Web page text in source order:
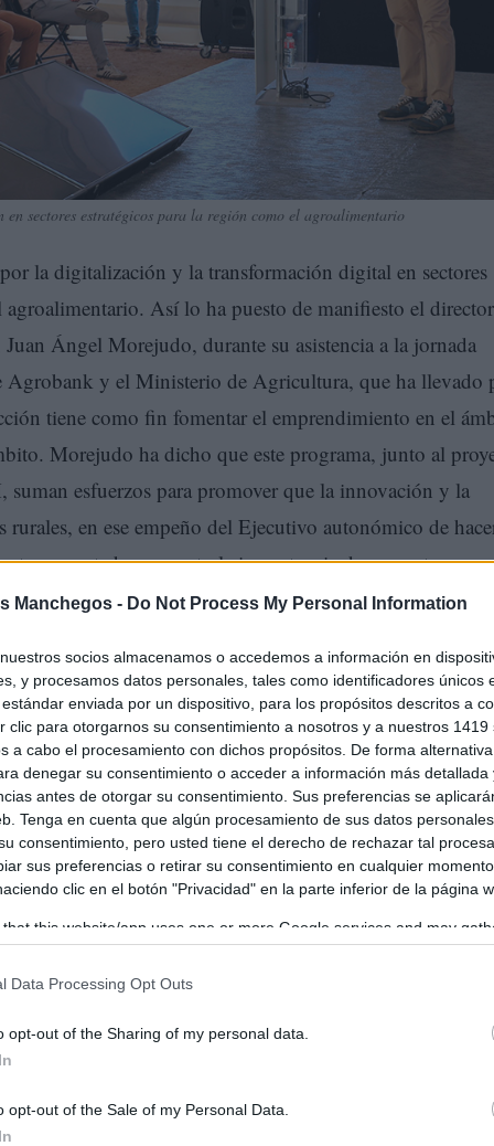
Manchegos - Do Not Process My Personal Information
socios almacenamos o accedemos a información en
y procesamos datos personales, tales como identificadores únicos
enviada por un dispositivo, para los propósitos descritos a
clic para otorgarnos su consentimiento a nosotros y a nuestros 1419
a cabo el procesamiento con dichos propósitos. De forma
denegar su consentimiento o acceder a información más detallada
antes de otorgar su consentimiento. Sus preferencias se
Tenga en cuenta que algún procesamiento de sus datos
consentimiento, pero usted tiene el derecho de rechazar tal
sus preferencias o retirar su consentimiento en cualquier
clic en el botón "Privacidad" en la parte inferior de la página
that this website/app uses one or more Google services and may
but not limited to your visit or usage behaviour. You may
consent section.
Data Processing Opt Outs
opt-out of the Sharing of my personal data.
opt-out of the Sale of my Personal Data.
sectores estratégicos para la región como el agroalimentario
la digitalización y la transformación digital en sectores
Así lo ha puesto de manifiesto el director
Ángel Morejudo, durante su asistencia a la jornada
Agrobank y el Ministerio de Agricultura, que ha llevado
tiene como fin fomentar el emprendimiento en el
Morejudo ha dicho que este programa, junto al
esfuerzos para promover que la innovación y la
rurales, en ese empeño del Ejecutivo autonómico de
gerente ha expuesto la importancia de proyectos
interregional y liderada por Castilla-La Mancha; así
esta actividad privada de Agrobank, que junto a la
ellos ubicado en esta localidad de Tarazona de la
público-privada. Del mismo modo, Morejudo ha
la estrategia del Ejecutivo autonómico de fomentar el
sectores a través de la innovación tecnológica.